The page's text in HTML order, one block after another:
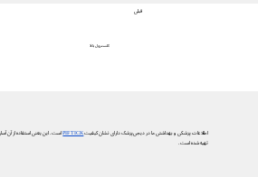
کلسترول بالا
قبلی
اطلاعات پزشکی و بهداشتی ما در دیجی‌پزشک دارای نشان کیفیتPIF TICKاست. این یعنی استفاده از آن
تهیه شده است.